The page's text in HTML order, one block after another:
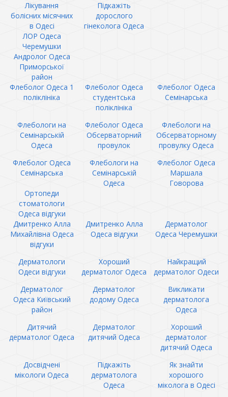
Лікування
болісних місячних
в Одесі
Підкажіть
дорослого
гінеколога Одеса
ЛОР Одеса
Черемушки
Андролог Одеса
Приморської
район
Флеболог Одеса 1
поліклініка
Флеболог Одеса
студентська
поліклініка
Флеболог Одеса
Семінарська
Флебологи на
Семінарській
Одеса
Флеболог Одеса
Обсерваторний
провулок
Флебологи на
Обсерваторному
провулку Одеса
Флеболог Одеса
Семінарська
Флебологи на
Семінарській
Одеса
Флеболог Одеса
Маршала
Говорова
Ортопеди
стоматологи
Одеса відгуки
Дмитренко Алла
Михайлівна Одеса
відгуки
Дмитренко Алла
Одеса відгуки
Дерматолог
Одеса Черемушки
Дерматологи
Одеси відгуки
Хороший
дерматолог Одеса
Найкращий
дерматолог Одеси
Дерматолог
Одеса Київський
район
Дерматолог
додому Одеса
Викликати
дерматолога
Одеса
Дитячий
дерматолог Одеса
Дерматолог
дитячий Одеса
Хороший
дерматолог
дитячий Одеса
Досвідчені
мікологи Одеса
Підкажіть
дерматолога
Одеса
Як знайти
хорошого
міколога в Одесі